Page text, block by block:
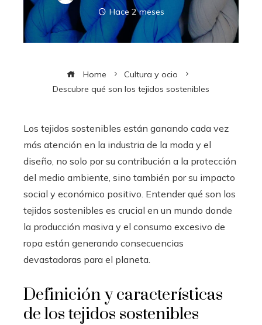
Hace 2 meses
Home
Cultura y ocio
Descubre qué son los tejidos sostenibles
Los tejidos sostenibles están ganando cada vez
más atención en la industria de la moda y el
diseño, no solo por su contribución a la protección
del medio ambiente, sino también por su impacto
social y económico positivo. Entender qué son los
tejidos sostenibles es crucial en un mundo donde
la producción masiva y el consumo excesivo de
ropa están generando consecuencias
devastadoras para el planeta.
Definición y características
de los tejidos sostenibles